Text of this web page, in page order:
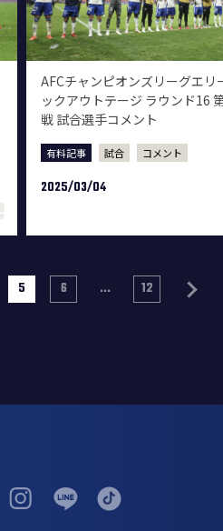
AFCチャンピオンズリーグエリ
ックアウトテージ ラウンド16
戦 試合選手コメント
有料記事 試合 コメント
2025/03/04
5 6 ... 12